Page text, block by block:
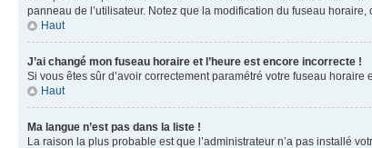
panneau de l’utilisateur. Notez que la modification du fuseau
Haut
J’ai changé mon fuseau horaire et l’heure est encore incorrecte !
Si vous êtes sûr d’avoir correctement paramétré votre fuseau horaire
Haut
Ma langue n’est pas dans la liste !
La raison la plus probable est que l’administrateur n’a pas installé